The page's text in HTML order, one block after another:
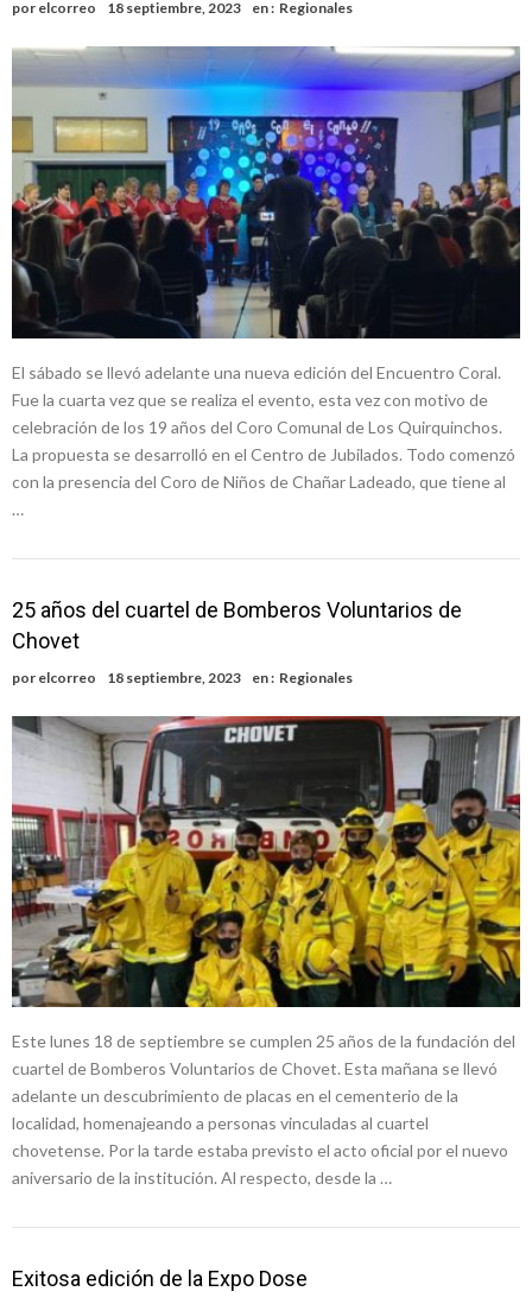
por elcorreo 18 septiembre, 2023 en : Regionales
El sábado se llevó adelante una nueva edición del Encuentro Coral.
Fue la cuarta vez que se realiza el evento, esta vez con motivo de
celebración de los 19 años del Coro Comunal de Los Quirquinchos.
La propuesta se desarrolló en el Centro de Jubilados. Todo comenzó
con la presencia del Coro de Niños de Chañar Ladeado, que tiene al
…
25 años del cuartel de Bomberos Voluntarios de
Chovet
por elcorreo 18 septiembre, 2023 en : Regionales
Este lunes 18 de septiembre se cumplen 25 años de la fundación del
cuartel de Bomberos Voluntarios de Chovet. Esta mañana se llevó
adelante un descubrimiento de placas en el cementerio de la
localidad, homenajeando a personas vinculadas al cuartel
chovetense. Por la tarde estaba previsto el acto oficial por el nuevo
aniversario de la institución. Al respecto, desde la …
Exitosa edición de la Expo Dose